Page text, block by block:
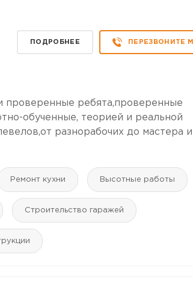
ПОДРОБНЕЕ ПЕРЕЗВОНИТЕ
проверенные ребята,проверенные
обученные, теорией и реальной
разнорабочих до мастера и
Ремонт кухни Высотные работы
Строительство гаражей